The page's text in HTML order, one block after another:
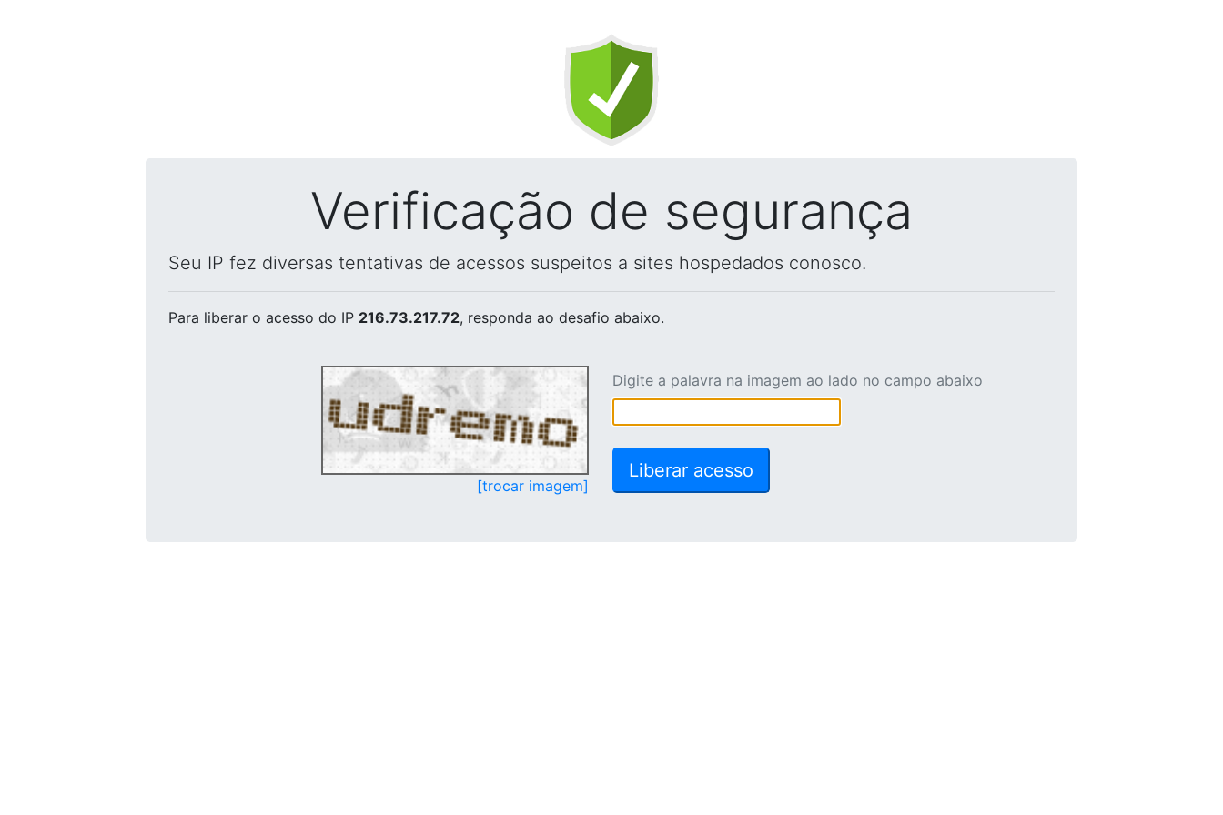
Verificação de segurança
Seu IP fez diversas tentativas de acessos suspeitos a sites hospedados conosco.
Para liberar o acesso do IP 216.73.217.72, responda ao desafio abaixo.
[trocar imagem]
Digite a palavra na imagem ao lado no campo abaixo